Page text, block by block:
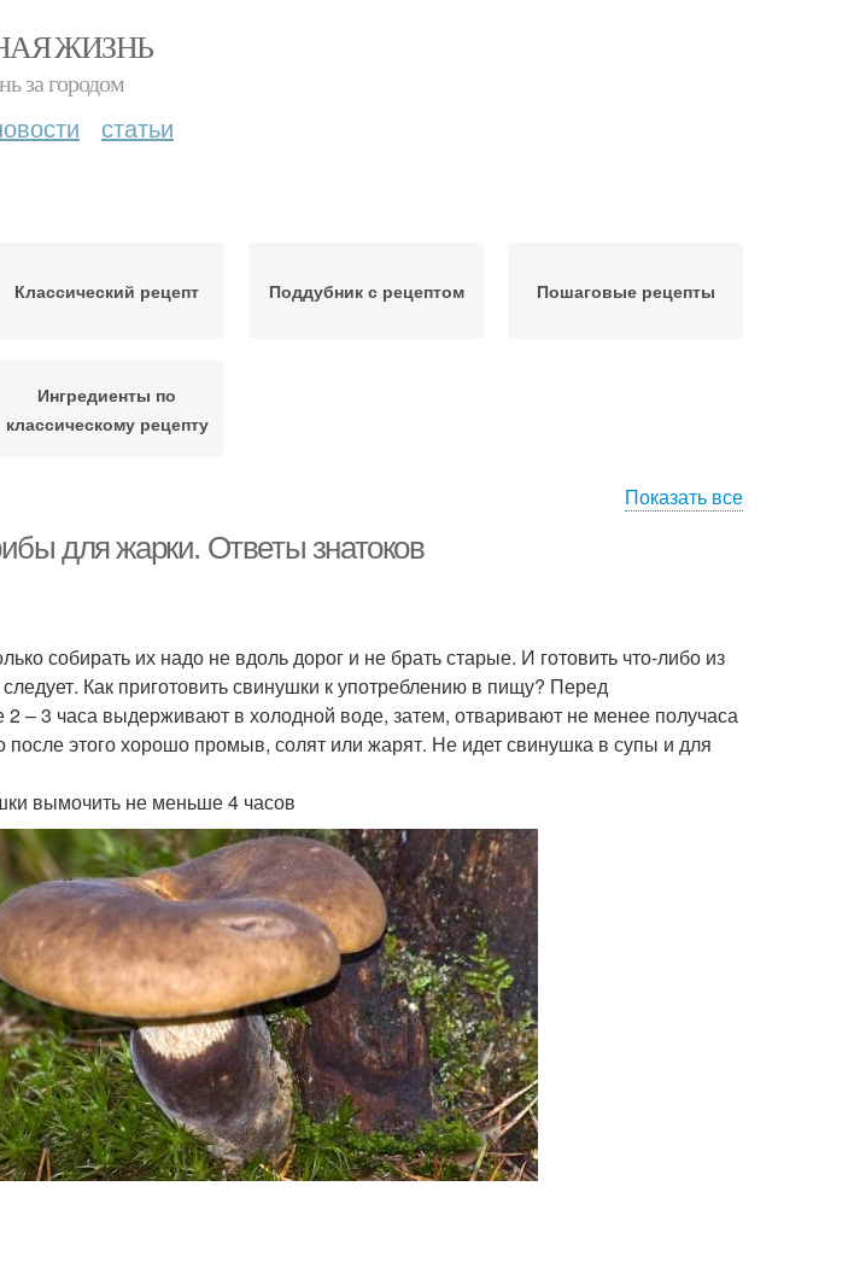
ЖИЗНЬ
за городом
статьи
Классический рецепт Поддубник с рецептом Пошаговые рецепты
Ингредиенты по
классическому рецепту
Показать все
для жарки. Ответы знатоков
собирать их надо не вдоль дорог и не брать старые. И готовить что-либо из
Как приготовить свинушки к употреблению в пищу? Перед
2 – 3 часа выдерживают в холодной воде, затем, отваривают не менее получаса
после этого хорошо промыв, солят или жарят. Не идет свинушка в супы и для
вымочить не меньше 4 часов